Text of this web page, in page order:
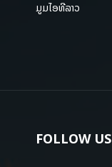
ມູມໄອທີລາວ
FOLLOW US